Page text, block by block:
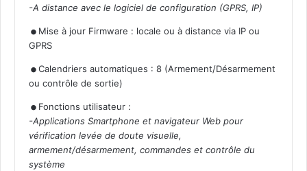
-A distance avec le logiciel de configuration (GPRS, IP)
.Mise à jour Firmware : locale ou à distance via IP ou
GPRS
.Calendriers automatiques : 8 (Armement/Désarmement
ou contrôle de sortie)
.Fonctions utilisateur :
-Applications Smartphone et navigateur Web pour
vérification levée de doute visuelle,
armement/désarmement, commandes et contrôle du
système